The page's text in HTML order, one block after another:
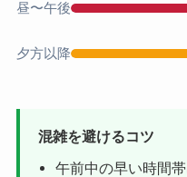
昼〜午後
夕方以降
混雑を避けるコツ
午前中の早い時間